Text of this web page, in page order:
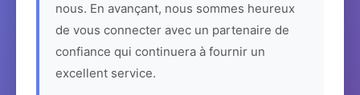
nous. En avançant, nous sommes heureux
de vous connecter avec un partenaire de
confiance qui continuera à fournir un
excellent service.